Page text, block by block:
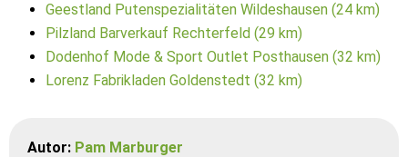
Geestland Putenspezialitäten Wildeshausen (24 km)
Pilzland Barverkauf Rechterfeld (29 km)
Dodenhof Mode & Sport Outlet Posthausen (32 km)
Lorenz Fabrikladen Goldenstedt (32 km)
Autor: Pam Marburger